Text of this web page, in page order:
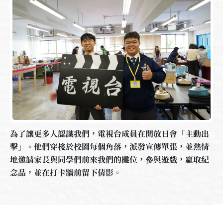
為了讓更多人認識我們，電視台成員在開放日會「主動出
擊」。他們穿梭於校園每個角落，派發宣傳單張，並熱情
地邀請家長與同學們前來我們的攤位，參與遊戲，贏取紀
念品，並在打卡牆前留下倩影。